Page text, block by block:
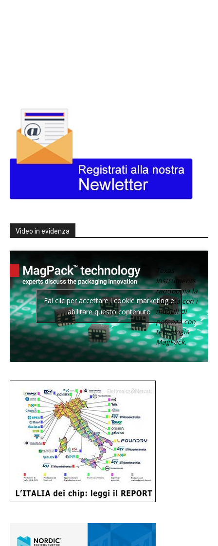
Video in evidenza
Texas
Instruments
raddoppia la
densità con i
moduli di
potenza con
tecnologia
MagPack.
Fai clic per accettare i cookie marketing e
abilitare questo contenuto